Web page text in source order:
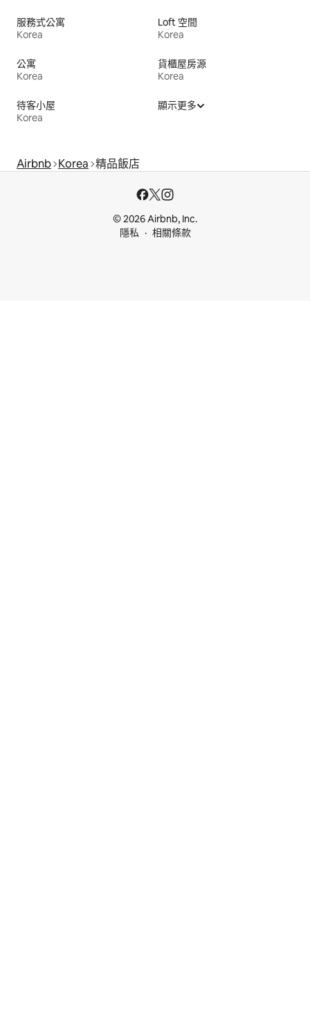
服務式公寓
Korea
Loft 空間
Korea
公寓
Korea
貨櫃屋房源
Korea
待客小屋
Korea
顯示更多
Airbnb Korea 精品飯店
© 2026 Airbnb, Inc.
隱私
相關條款